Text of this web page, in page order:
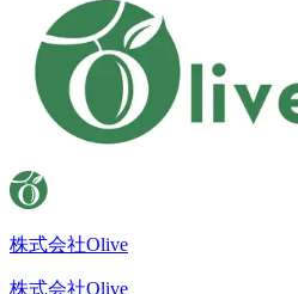
株式会社Olive
株式会社Olive